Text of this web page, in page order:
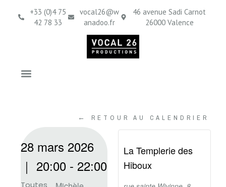
+33 (0)4 75
42 78 33
vocal26@w
anadoo.fr
46 avenue Sadi Carnot
26000 Valence
← RETOUR AU CALENDRIER
28 mars 2026
｜20:00 -22:00
Toutes
La Templerie des
Hiboux